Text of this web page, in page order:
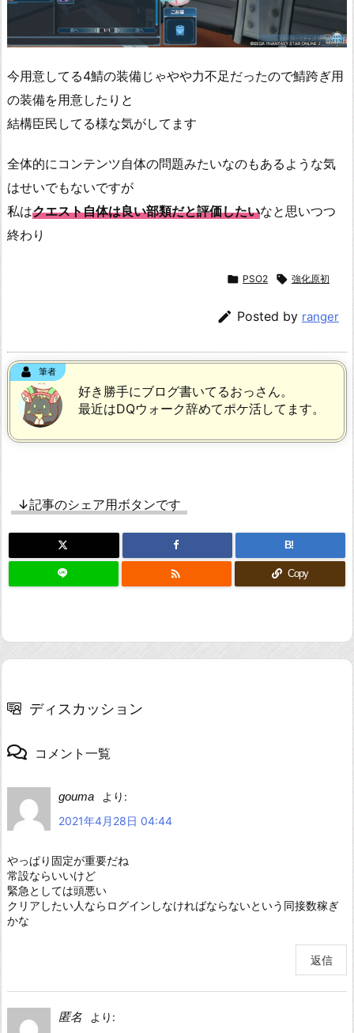
今用意してる4鯖の装備じゃやや力不足だったので鯖跨ぎ用
の装備を用意したりと
結構臣民してる様な気がしてます
全体的にコンテンツ自体の問題みたいなのもあるような気
はせいでもないですが
私はクエスト自体は良い部類だと評価したいなと思いつつ
終わり
 PSO2  強化原初
 Posted by ranger
筆者
好き勝手にブログ書いてるおっさん。
最近はDQウォーク辞めてポケ活してます。
↓記事のシェア用ボタンです
B!
 Copy
ディスカッション
コメント一覧
gouma
より:
2021年4月28日 04:44
やっぱり固定が重要だね
常設ならいいけど
緊急としては頭悪い
クリアしたい人ならログインしなければならないという同接数稼ぎ
かな
返信
匿名
より: